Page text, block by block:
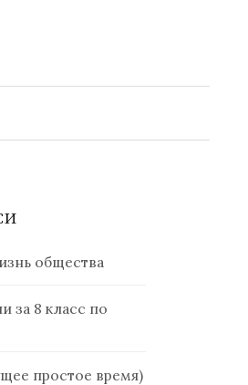
Найти:
общества
за 8 класс по
простое время)